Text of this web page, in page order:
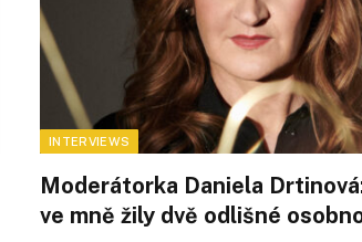
INTERVIEWS
Moderátorka Daniela
ve mně žily dvě odlišné